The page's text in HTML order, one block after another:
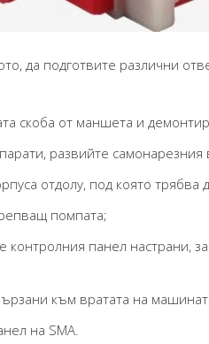
да подготвите различни
скоба от маншета и
развийте
отдолу, под която
помпата;
панел настрани,
към вратата на
на SMA.